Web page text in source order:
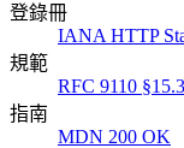
登錄冊
IANA HTTP
規範
RFC 9110
指南
MDN 200 OK